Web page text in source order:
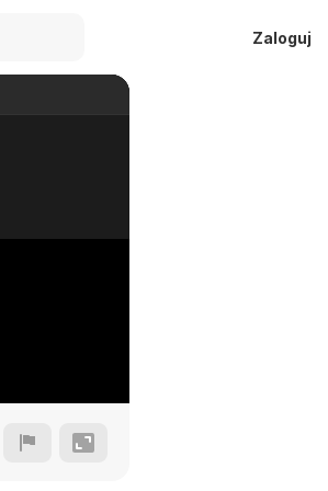
Zaloguj